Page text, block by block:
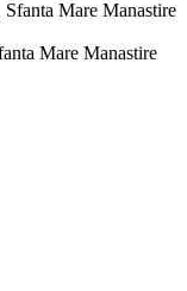
Mare Manastire